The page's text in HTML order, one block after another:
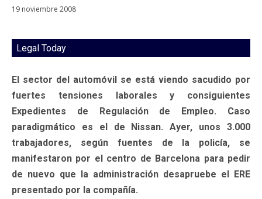
19 noviembre 2008
Legal Today
El sector del automóvil se está viendo sacudido por
fuertes tensiones laborales y consiguientes
Expedientes de Regulación de Empleo. Caso
paradigmático es el de Nissan. Ayer, unos 3.000
trabajadores, según fuentes de la policía, se
manifestaron por el centro de Barcelona para pedir
de nuevo que la administración desapruebe el ERE
presentado por la compañía.